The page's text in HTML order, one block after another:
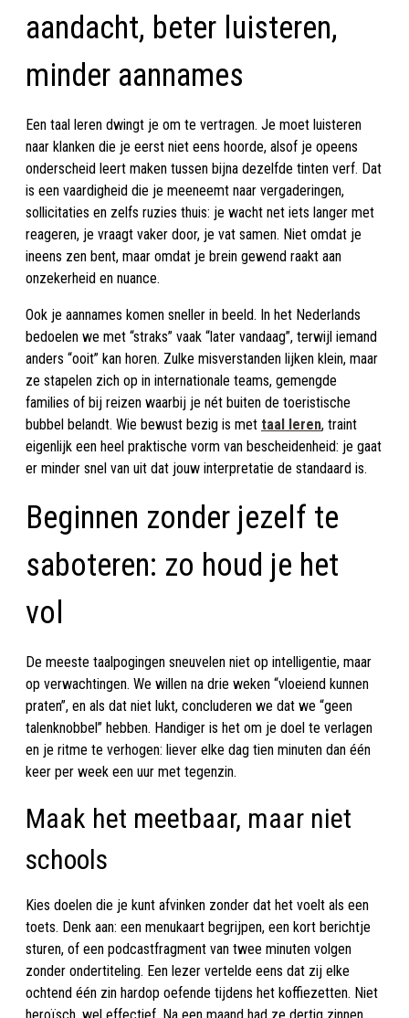
aandacht, beter luisteren,
minder aannames
Een taal leren dwingt je om te vertragen. Je moet luisteren
naar klanken die je eerst niet eens hoorde, alsof je opeens
onderscheid leert maken tussen bijna dezelfde tinten verf. Dat
is een vaardigheid die je meeneemt naar vergaderingen,
sollicitaties en zelfs ruzies thuis: je wacht net iets langer met
reageren, je vraagt vaker door, je vat samen. Niet omdat je
ineens zen bent, maar omdat je brein gewend raakt aan
onzekerheid en nuance.
Ook je aannames komen sneller in beeld. In het Nederlands
bedoelen we met “straks” vaak “later vandaag”, terwijl iemand
anders “ooit” kan horen. Zulke misverstanden lijken klein, maar
ze stapelen zich op in internationale teams, gemengde
families of bij reizen waarbij je nét buiten de toeristische
bubbel belandt. Wie bewust bezig is met taal leren, traint
eigenlijk een heel praktische vorm van bescheidenheid: je gaat
er minder snel van uit dat jouw interpretatie de standaard is.
Beginnen zonder jezelf te
saboteren: zo houd je het
vol
De meeste taalpogingen sneuvelen niet op intelligentie, maar
op verwachtingen. We willen na drie weken “vloeiend kunnen
praten”, en als dat niet lukt, concluderen we dat we “geen
talenknobbel” hebben. Handiger is het om je doel te verlagen
en je ritme te verhogen: liever elke dag tien minuten dan één
keer per week een uur met tegenzin.
Maak het meetbaar, maar niet
schools
Kies doelen die je kunt afvinken zonder dat het voelt als een
toets. Denk aan: een menukaart begrijpen, een kort berichtje
sturen, of een podcastfragment van twee minuten volgen
zonder ondertiteling. Een lezer vertelde eens dat zij elke
ochtend één zin hardop oefende tijdens het koffiezetten. Niet